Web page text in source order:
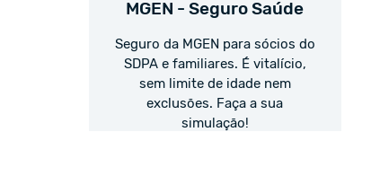
MGEN - Seguro Saúde
Seguro da MGEN para sócios do
SDPA e familiares. É vitalício,
sem limite de idade nem
exclusões. Faça a sua
simulação!